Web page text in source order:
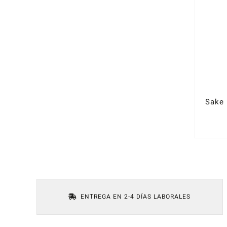
ENTREGA EN 2-4 DÍAS LABORALES